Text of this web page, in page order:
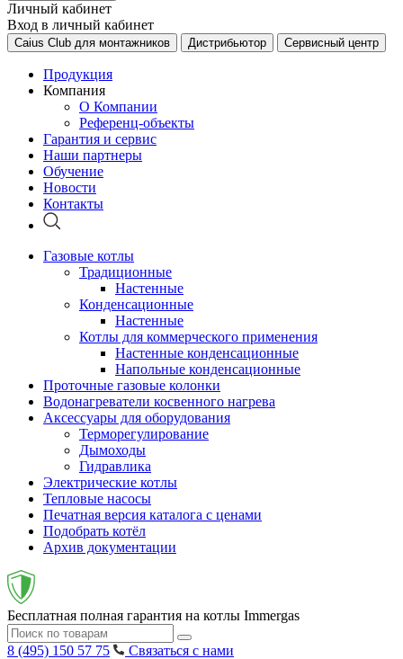
Личный кабинет
Вход в личный кабинет
Caius Club для монтажников Дистрибьютор Сервисный центр
Продукция
Компания
О Компании
Референц-объекты
Гарантия и сервис
Наши партнеры
Обучение
Новости
Контакты
Газовые котлы
Традиционные
Настенные
Конденсационные
Настенные
Котлы для коммерческого применения
Настенные конденсационные
Напольные конденсационные
Проточные газовые колонки
Водонагреватели косвенного нагрева
Аксессуары для оборудования
Терморегулирование
Дымоходы
Гидравлика
Электрические котлы
Тепловые насосы
Печатная версия каталога с ценами
Подобрать котёл
Архив документации
Бесплатная полная гарантия на котлы Immergas
8 (495) 150 57 75
Связаться с нами